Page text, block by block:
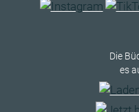
Die
es